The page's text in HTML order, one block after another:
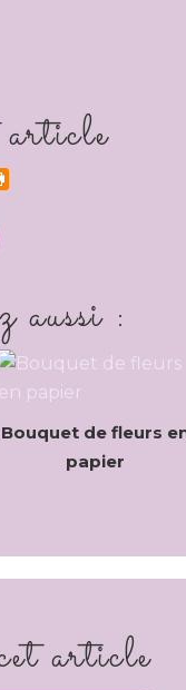
aussi :
Bouquet de fleurs
papier
article